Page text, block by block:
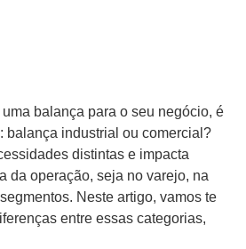
balança para o seu negócio, é
balança industrial ou comercial?
distintas e impacta
da operação, seja no varejo, na
Neste artigo, vamos te
entre essas categorias,